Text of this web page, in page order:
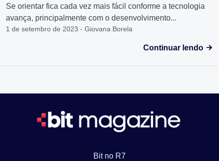
Se orientar fica cada vez mais fácil conforme a tecnologia
avança, principalmente com o desenvolvimento...
1 de setembro de 2023 - Giovana Borela
Continuar lendo
Bit no R7